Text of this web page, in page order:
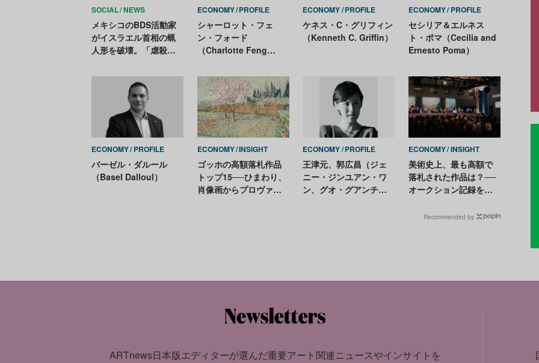
SOCIAL NEWS
メキシコのBDS活動家
がイスラエル首相の蝋
人形を破壊。「虐殺者
形館を非難」
ECONOMY PROFILE
シャーロット・フェ
ン・フォード
（Charlotte Feng
ECONOMY PROFILE
ケネス・C・グリフィン
（Kenneth C. Griffin）
ECONOMY PROFILE
セシリア＆エルネス
ト・ポマ（Cecilia and
Ernesto Poma）
ECONOMY PROFILE
バーゼル・ダルール
（Basel Dalloul）
ECONOMY INSIGHT
ゴッホの高額落札作品
トップ15──ひまわり、
肖像画からプロヴァン
ECONOMY PROFILE
王津元、郭広昌（ジェ
ニー・ジンユアン・ワ
ン、グオ・グアンチャ
ECONOMY INSIGHT
美術史上、最も高額で
落札された作品は？──
オークション記録を塗
Recommended by
ARTnews日本版エディターが選んだ重要アート関連ニュースやインサイトを